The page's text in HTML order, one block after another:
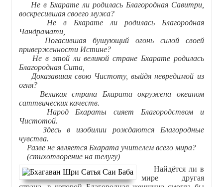
Не в Бхарате ли родилась Благородная Савитри,
воскресившая своего мужа?
Не в Бхарате ли родилась Благородная
Чандрамати,
Погасившая бушующий огонь силой своей
приверженности Истине?
Не в этой ли великой стране Бхарате родилась
Благородная Сита,
Доказавшая свою Чистоту, выйдя невредимой из
огня?
Великая страна Бхарата окружена океаном
саттвических качеств.
Народ Бхараты сияет Благородством и
Чистотой.
Здесь в изобилии рождаются Благородные
чувства.
Разве не является Бхарата учителем всего мира?
(стихотворение на телугу)
Найдётся ли в
мире другая